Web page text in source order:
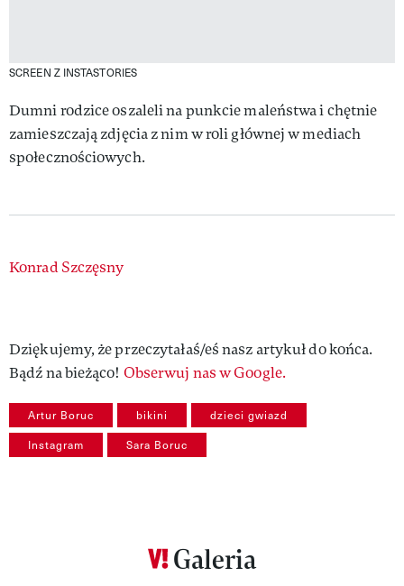
SCREEN Z INSTASTORIES
Dumni rodzice oszaleli na punkcie maleństwa i chętnie
zamieszczają zdjęcia z nim w roli głównej w mediach
społecznościowych.
Authors
Konrad Szczęsny
Dziękujemy, że przeczytałaś/eś nasz artykuł do końca.
Bądź na bieżąco! Obserwuj nas w Google.
Artur Boruc bikini dzieci gwiazd
Instagram Sara Boruc
Galeria